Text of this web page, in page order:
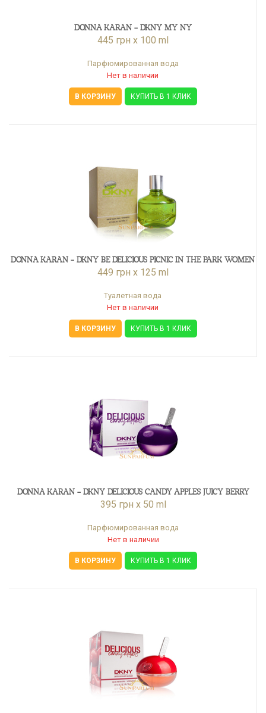
DONNA KARAN - DKNY MY NY
445 грн x 100 ml
Парфюмированная вода
Нет в наличии
В КОРЗИНУ КУПИТЬ В 1 КЛИК
DONNA KARAN - DKNY BE DELICIOUS PICNIC IN THE PARK WOMEN
449 грн x 125 ml
Туалетная вода
Нет в наличии
В КОРЗИНУ КУПИТЬ В 1 КЛИК
DONNA KARAN - DKNY DELICIOUS CANDY APPLES JUICY BERRY
395 грн x 50 ml
Парфюмированная вода
Нет в наличии
В КОРЗИНУ КУПИТЬ В 1 КЛИК